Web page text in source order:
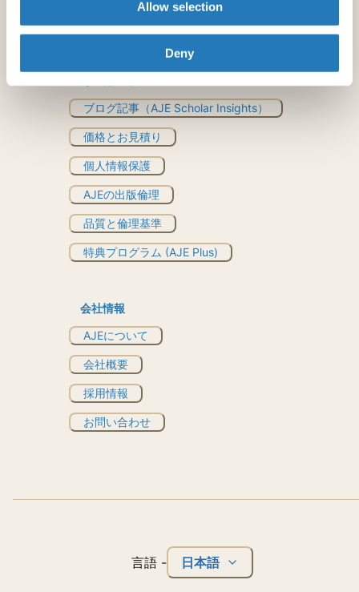
Allow selection
Deny
とはお見積り
ブログ記事（AJE Scholar Insights）
価格とお見積り
個人情報保護
AJEの出版倫理
品質と倫理基準
特典プログラム (AJE Plus)
会社情報
AJEについて
会社概要
採用情報
お問い合わせ
言語 - 日本語